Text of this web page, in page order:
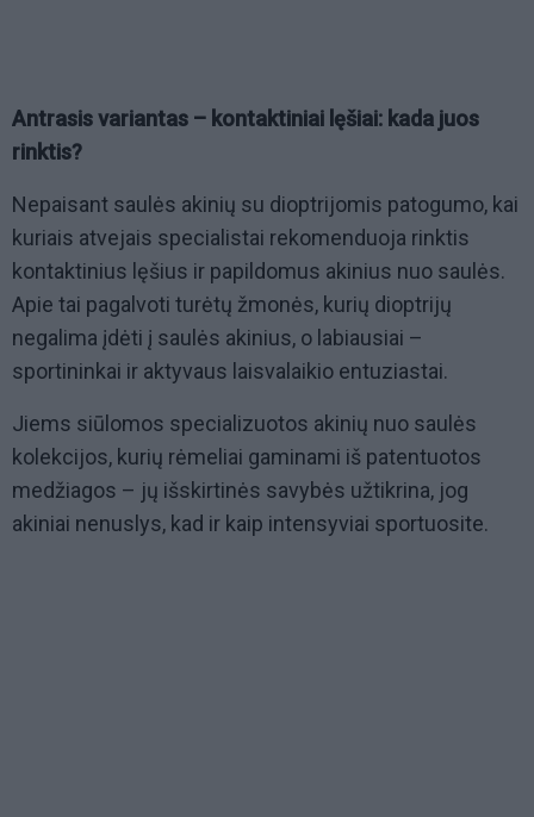
Antrasis variantas – kontaktiniai lęšiai: kada juos
rinktis?
Nepaisant saulės akinių su dioptrijomis patogumo, kai
kuriais atvejais specialistai rekomenduoja rinktis
kontaktinius lęšius ir papildomus akinius nuo saulės.
Apie tai pagalvoti turėtų žmonės, kurių dioptrijų
negalima įdėti į saulės akinius, o labiausiai –
sportininkai ir aktyvaus laisvalaikio entuziastai.
Jiems siūlomos specializuotos akinių nuo saulės
kolekcijos, kurių rėmeliai gaminami iš patentuotos
medžiagos – jų išskirtinės savybės užtikrina, jog
akiniai nenuslys, kad ir kaip intensyviai sportuosite.